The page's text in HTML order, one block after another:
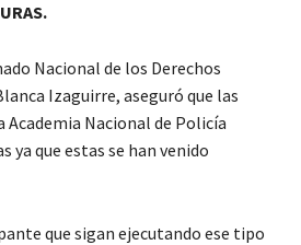
Nacional de los Derechos
Izaguirre, aseguró que las
Academia Nacional de Policía
ya que estas se han venido
que sigan ejecutando ese tipo